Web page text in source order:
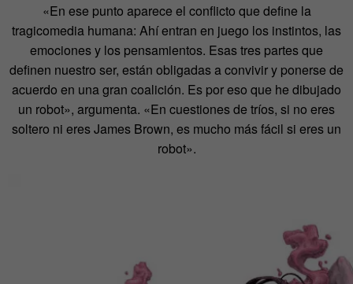
«En ese punto aparece el conflicto que define la
tragicomedia humana: Ahí entran en juego los instintos, las
emociones y los pensamientos. Esas tres partes que
definen nuestro ser, están obligadas a convivir y ponerse de
acuerdo en una gran coalición. Es por eso que he dibujado
un robot», argumenta. «En cuestiones de tríos, si no eres
soltero ni eres James Brown, es mucho más fácil si eres un
robot».